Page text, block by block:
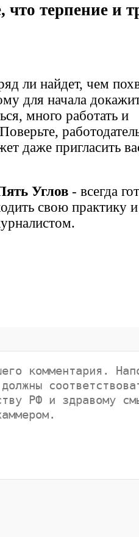
терпение и
ли найдет, чем
для начала
много работать и
даже пригласить
Углов - всегда
свою практику